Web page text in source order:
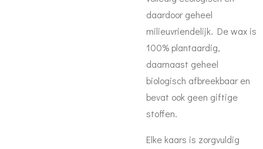
daardoor geheel
milieuvriendelijk. De wax is
100% plantaardig,
daarnaast geheel
biologisch afbreekbaar en
bevat ook geen giftige
stoffen.
Elke kaars is zorgvuldig